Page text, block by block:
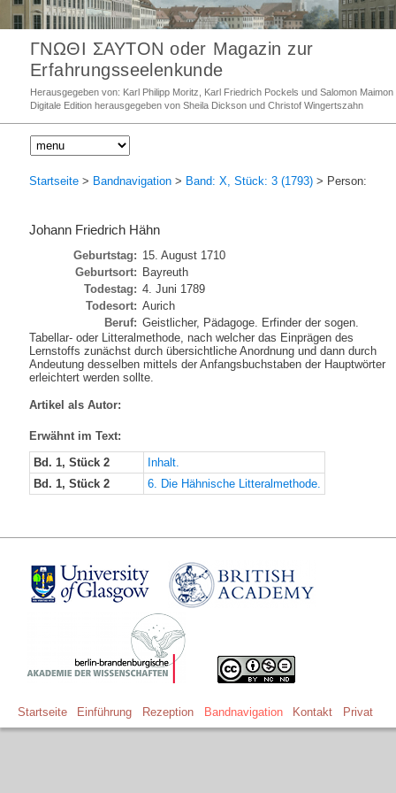
ΓΝΩΘΙ ΣΑΥΤΟΝ oder Magazin zur
Erfahrungsseelenkunde
Herausgegeben von: Karl Philipp Moritz, Karl Friedrich Pockels und Salomon Maimon
Digitale Edition herausgegeben von Sheila Dickson und Christof Wingertszahn
Startseite > Bandnavigation > Band: X, Stück: 3 (1793) > Person:
Johann Friedrich Hähn
Geburtstag: 15. August 1710
Geburtsort: Bayreuth
Todestag: 4. Juni 1789
Todesort: Aurich
Beruf: Geistlicher, Pädagoge. Erfinder der sogen.
Tabellar- oder Litteralmethode, nach welcher das Einprägen des
Lernstoffs zunächst durch übersichtliche Anordnung und dann durch
Andeutung desselben mittels der Anfangsbuchstaben der Hauptwörter
erleichtert werden sollte.
Artikel als Autor:
Erwähnt im Text:
Bd. 1, Stück 2
Inhalt.
Bd. 1, Stück 2
6. Die Hähnische Litteralmethode.
Startseite Einführung Rezeption Bandnavigation Kontakt Privat